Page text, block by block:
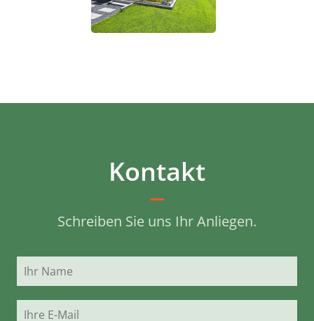
Kontakt
Schreiben Sie uns Ihr Anliegen.